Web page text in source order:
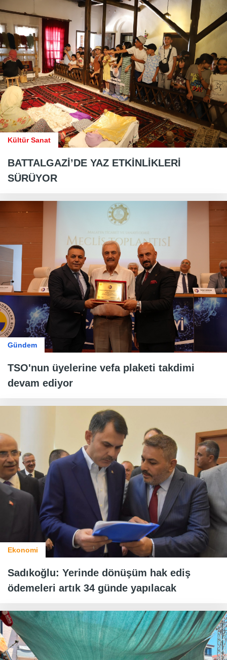
Kültür Sanat
BATTALGAZİ’DE YAZ ETKİNLİKLERİ
SÜRÜYOR
Gündem
TSO'nun üyelerine vefa plaketi takdimi
devam ediyor
Ekonomi
Sadıkoğlu: Yerinde dönüşüm hak ediş
ödemeleri artık 34 günde yapılacak